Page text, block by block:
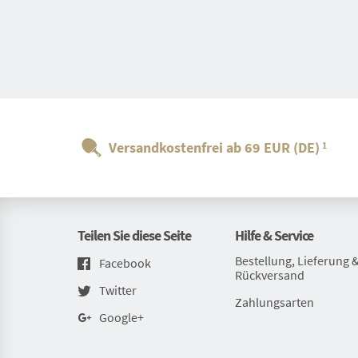
Versandkostenfrei ab 69 EUR (DE) 1
Teilen Sie diese Seite
Facebook
Twitter
Google+
Hilfe & Service
Bestellung, Lieferung
Rückversand
Zahlungsarten